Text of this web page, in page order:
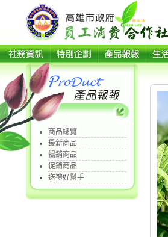
商品總覽
最新商品
暢銷商品
促銷商品
送禮好幫手